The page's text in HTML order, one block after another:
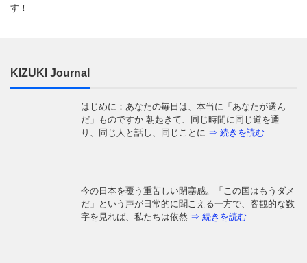
す！
KIZUKI Journal
はじめに：あなたの毎日は、本当に「あなたが選ん
だ」ものですか 朝起きて、同じ時間に同じ道を通
り、同じ人と話し、同じことに ⇒ 続きを読む
今の日本を覆う重苦しい閉塞感。「この国はもうダメ
だ」という声が日常的に聞こえる一方で、客観的な数
字を見れば、私たちは依然 ⇒ 続きを読む